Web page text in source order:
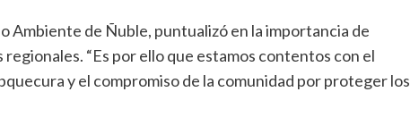
Ambiente de Ñuble, puntualizó en la importancia de
“Es por ello que estamos contentos con el
y el compromiso de la comunidad por proteger los